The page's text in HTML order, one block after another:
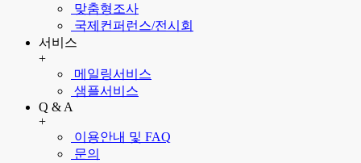
맞춤형조사
국제컨퍼런스/전시회
서비스
+
메일링서비스
샘플서비스
Q & A
+
이용안내 및 FAQ
문의